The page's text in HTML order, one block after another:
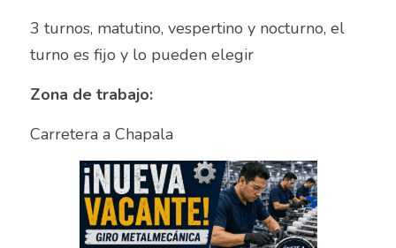
ASESOR INMOBILIARIO
Auditor
Auditor de calidad
Auxiliar administrativo
AUXILIAR ADMINISTRATIVO CONTABLE
3 turnos, matutino, vespertino y nocturno, el
Zona de trabajo: